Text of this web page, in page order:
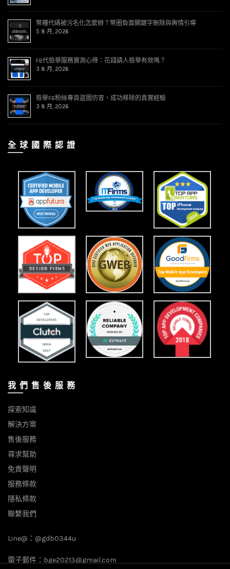
幣種代碼被污名化怎麼辦？幣圈負面關鍵字刪除與輿情引導
5 8 月, 2026
FB代檢舉服務實測心得：花錢請人檢舉有效嗎？
3 8 月, 2026
檢舉FB粉絲專頁盜圖仿冒，成功移除的真實經驗
3 8 月, 2026
全 球 國 際 認 證
我 們 售 後 服 務
探索知識
解決方案
售後服務
尋求幫助
免責聲明
服務條款
隱私條款
聯繫我們
Line@： @gdb0344u
電子郵件： bge20213@gmail.com